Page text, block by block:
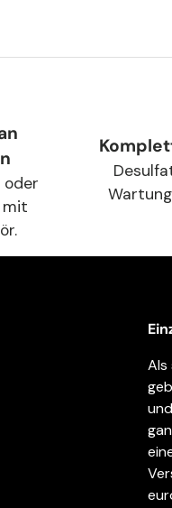
oder
mit
Als